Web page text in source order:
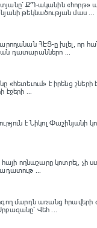
ՔՊ-ականին «հորթ»
թեկնածության մաս ...
ՀԷՑ-ը խլել, որ
դատարաններո ...
«հետեւում» է իրենց շների
էջերի ...
է Նիկոլ Փաշինյանի
հայի ողնաշարը կոտրել, չի
...
մարդն առանց հրավերի
Վեհ ...